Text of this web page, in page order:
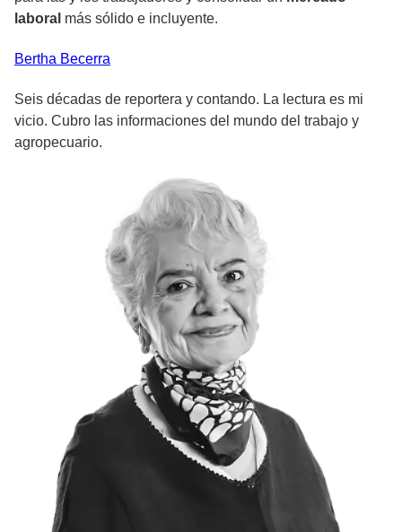
laboral más sólido e incluyente.
Bertha Becerra
Seis décadas de reportera y contando. La lectura es mi
vicio. Cubro las informaciones del mundo del trabajo y
agropecuario.